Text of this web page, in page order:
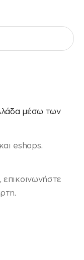
μέσω των
eshops.
επικοινωνήστε